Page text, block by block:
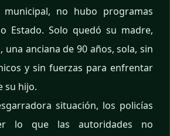
no hubo programas
Estado. Solo quedó su madre,
una anciana de 90 años, sola, sin
y sin fuerzas para enfrentar
su hijo.
situación, los policías
lo que las autoridades no